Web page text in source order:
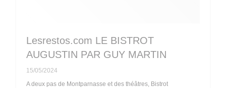
Lesrestos.com LE BISTROT
AUGUSTIN PAR GUY MARTIN
15/05/2024
A deux pas de Montparnasse et des théâtres, Bistrot